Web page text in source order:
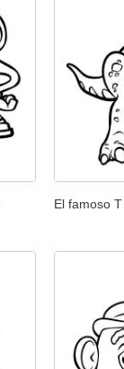
El famoso